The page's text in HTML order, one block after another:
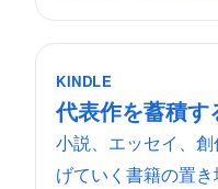
KINDLE
代表作を蓄積す
小説、エッセイ、
げていく書籍の置き